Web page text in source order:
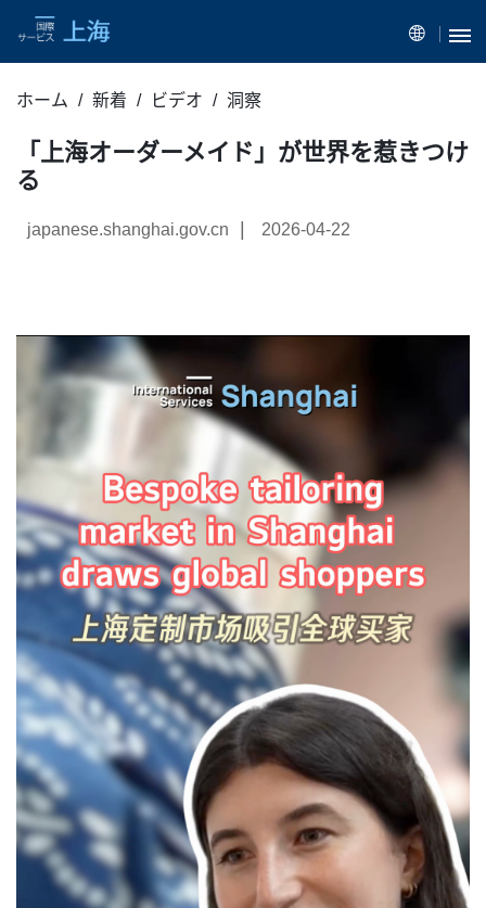
ホーム 新着 ビデオ 洞察
「上海オーダーメイド」が世界を惹きつけ
る
japanese.shanghai.gov.cn 2026-04-22